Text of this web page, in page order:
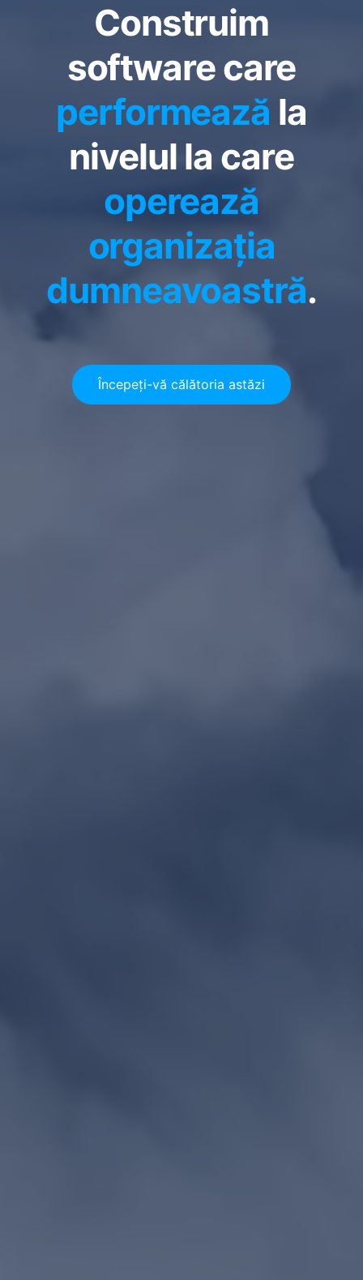
Construim
software care
performează la
nivelul la care
operează
organizația
dumneavoastră.
Începeți-vă călătoria astăzi